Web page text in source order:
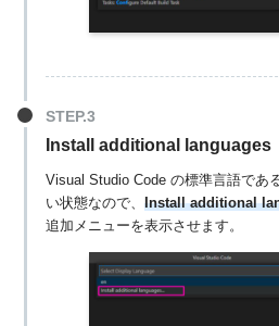
Install additional languages
Visual Studio Code の標準言語であ
い状態なので、Install additional
追加メニューを表示させます。